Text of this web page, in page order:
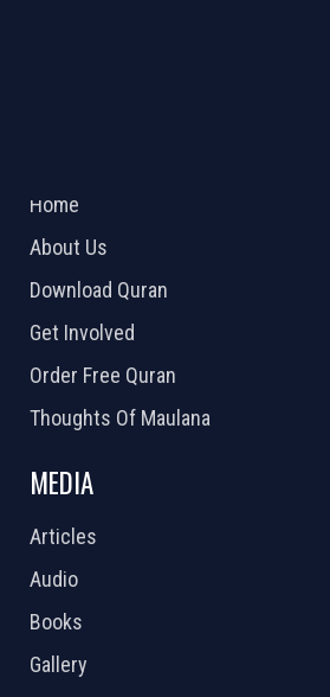
Home
About Us
Download Quran
Get Involved
Order Free Quran
Thoughts Of Maulana
MEDIA
Articles
Audio
Books
Gallery